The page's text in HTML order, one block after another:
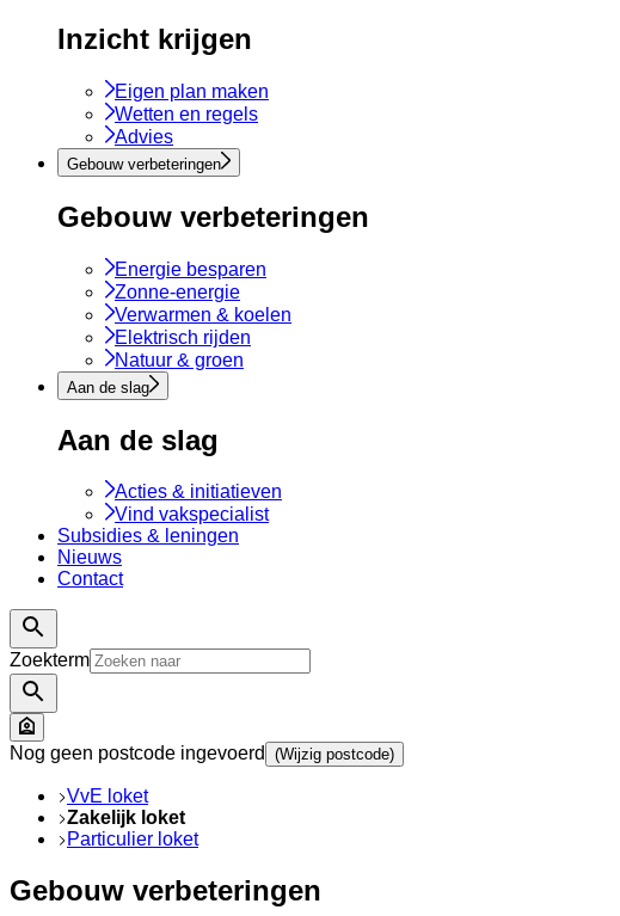
Inzicht krijgen
Eigen plan maken
Wetten en regels
Advies
Gebouw verbeteringen
Gebouw verbeteringen
Energie besparen
Zonne-energie
Verwarmen & koelen
Elektrisch rijden
Natuur & groen
Aan de slag
Aan de slag
Acties & initiatieven
Vind vakspecialist
Subsidies & leningen
Nieuws
Contact
Zoekterm
Nog geen postcode ingevoerd (Wijzig postcode)
VvE loket
Zakelijk loket
Particulier loket
Gebouw verbeteringen